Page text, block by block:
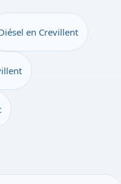
en Crevillent